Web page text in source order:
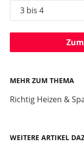
MEHR ZUM THEMA
Richtig Heizen &
WEITERE ARTIKEL